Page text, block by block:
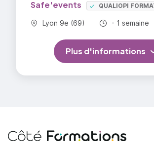
Safe'events QUALIOPI
Commune :
Lyon 9e (69) Durée totale :
- 1 semaine
Plus d'informations